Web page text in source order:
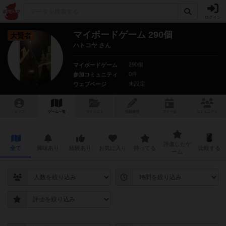
大賢者 マイボードゲーム 290個
ハトコヤ さん
マイボードゲーム
290個
参加コミュニティ
0件
ウェブページ
未設定
ゲーム一覧
全て